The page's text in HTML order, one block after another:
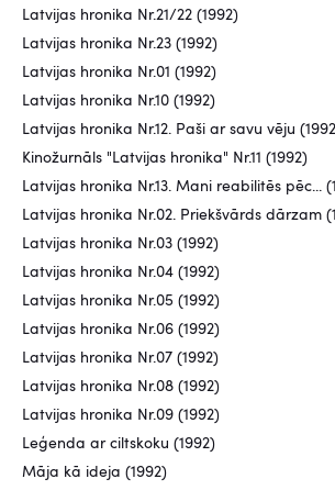
Latvijas hronika Nr.21/22 (1992)
Latvijas hronika Nr.23 (1992)
Latvijas hronika Nr.01 (1992)
Latvijas hronika Nr.10 (1992)
Latvijas hronika Nr.12. Paši ar savu vēju
Kinožurnāls "Latvijas hronika" Nr.11 (1992)
Latvijas hronika Nr.13. Mani reabilitēs pēc...
Latvijas hronika Nr.02. Priekšvārds dārzam
Latvijas hronika Nr.03 (1992)
Latvijas hronika Nr.04 (1992)
Latvijas hronika Nr.05 (1992)
Latvijas hronika Nr.06 (1992)
Latvijas hronika Nr.07 (1992)
Latvijas hronika Nr.08 (1992)
Latvijas hronika Nr.09 (1992)
Leģenda ar ciltskoku (1992)
Māja kā ideja (1992)